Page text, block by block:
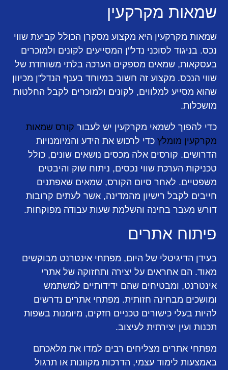
שמאות מקרקעין
שמאות מקרקעין היא מקצוע מסקרן הכולל קביעת שווי
נכס. בניגוד לסוכני נדל"ן המסייעים לקונים ולמוכרים
בעסקאות, שמאים מספקים הערכה בלתי משוחדת של
שווי הנכס. מקצוע זה חשוב במיוחד בענף הנדל"ן מכיוון
שהוא מסייע למלווים, לקונים ולמוכרים לקבל החלטות
מושכלות.
כדי להפוך לשמאי מקרקעין יש לעבור קורס שמאות
מקרקעין מומלץ כדי לרכוש את הידע והמיומנויות
הדרושים. קורסים אלה מכסים נושאים שונים, כולל
טכניקות הערכת שווי נכסים, ניתוח שוק והיבטים
משפטיים. לאחר סיום הקורס, שמאים שאפתנים
חייבים לקבל רישיון מהמדינה, אשר לעתים קרובות
דורש מעבר בחינה והשלמת שעות עבודה מפוקחות.
פיתוח אתרים
בעידן הדיגיטלי של היום, מפתחי אינטרנט מבוקשים
מאוד. הם אחראים על יצירה ותחזוקה של אתרי
אינטרנט, ומבטיחים שהם ידידותיים למשתמש
ומושכים מבחינה חזותית. מפתחי אתרים נדרשים
להיות בעלי כישורים טכניים חזקים, מיומנות בשפות
תכנות ועין יצירתית לעיצוב.
מפתחי אתרים מצליחים רבים למדו את מלאכתם
באמצעות לימוד עצמי, הדרכות מקוונות או תרגול